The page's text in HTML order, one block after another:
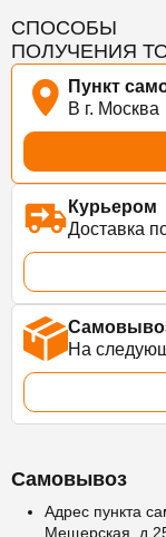
СПОСОБЫ
ПОЛУЧЕНИЯ
Пункт
В г. Москва
Курьером
Доставка
На
Самовывоз
Адрес пункта
Мещерская,